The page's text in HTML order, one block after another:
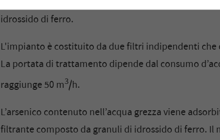
idrossido di ferro.
L'impianto è costituito da due filtri indipendenti che
La portata di trattamento dipende dal consumo
raggiunge 50 m3/h.
L’arsenico contenuto nell’acqua grezza viene
filtrante composto da granuli di idrossido di ferro. Il